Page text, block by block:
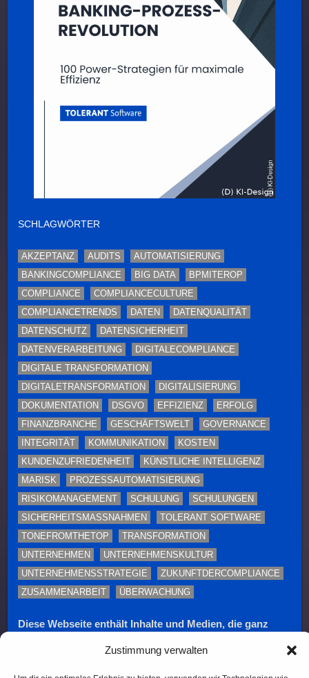
Zustimmung verwalten
SCHLAGWÖRTER
AKZEPTANZ AUDITS
AUTOMATISIERUNG
BANKINGCOMPLIANCE
BIG DATA
BPMITEROP
COMPLIANCE
COMPLIANCECULTURE
COMPLIANCETRENDS
DATEN
DATENQUALITÄT
DATENSCHUTZ
DATENSICHERHEIT
DATENVERARBEITUNG
DIGITALECOMPLIANCE
DIGITALE TRANSFORMATION
DIGITALETRANSFORMATION
DIGITALISIERUNG
DOKUMENTATION
DSGVO EFFIZIENZ
ERFOLG
FINANZBRANCHE
GESCHÄFTSWELT
GOVERNANCE
INTEGRITÄT
KOMMUNIKATION
KOSTEN
KUNDENZUFRIEDENHEIT
KÜNSTLICHE INTELLIGENZ
MARISK
PROZESSAUTOMATISIERUNG
RISIKOMANAGEMENT
SCHULUNG
SCHULUNGEN
SICHERHEITSMASSNAHMEN
TOLERANT SOFTWARE
TONEFROMTHETOP
TRANSFORMATION
UNTERNEHMEN
UNTERNEHMENSKULTUR
UNTERNEHMENSSTRATEGIE
ZUKUNFTDERCOMPLIANCE
ZUSAMMENARBEIT
ÜBERWACHUNG
Diese Webseite enthält Inhalte und Medien, die ganz
wurden. Namen, Personenabbildungen und Beispiele
dienen – sofern nicht ausdrücklich anders